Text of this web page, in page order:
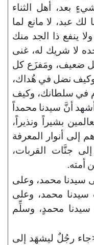
بعد، أهل الثناء
لك عبد، لا مانع لما
ينفع ذا الجد منك
لا شريك له، غنى
ضعيف، ومَفزَع كل
نضل في هُداك،
في سلطانك، وكيف
أنَّ سيدنا محمداً
بشيراً ونذيراً،
إلى أنوار المعرفة
جنَّات القربات،
أمته.
سيدنا محمد، وعلى
محمد، وعلى
سيدنا محمدٍ، وسلِّم
رجُلٌ ليشهَد إلى